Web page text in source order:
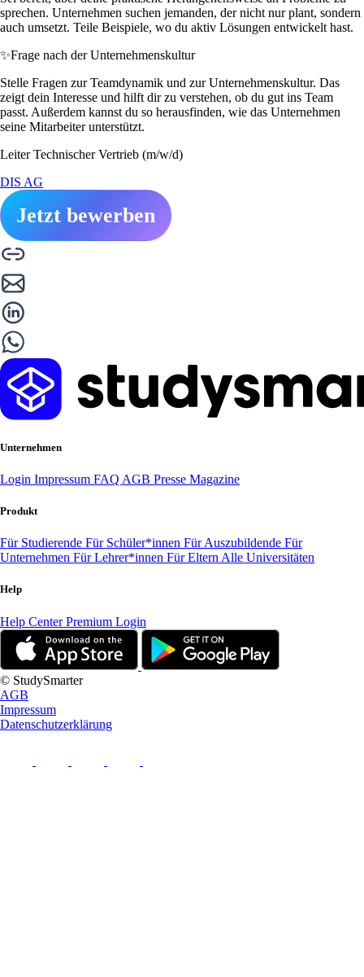
sprechen. Unternehmen suchen jemanden, der nicht nur plant, sondern
auch umsetzt. Teile Beispiele, wo du aktiv Lösungen entwickelt hast.
✨Frage nach der Unternehmenskultur
Stelle Fragen zur Teamdynamik und zur Unternehmenskultur. Das
zeigt dein Interesse und hilft dir zu verstehen, ob du gut ins Team
passt. Außerdem kannst du so herausfinden, wie das Unternehmen
seine Mitarbeiter unterstützt.
Leiter Technischer Vertrieb (m/w/d)
DIS AG
Jetzt bewerben
Unternehmen
Login Impressum FAQ AGB Presse Magazine
Produkt
Für Studierende Für Schüler*innen Für Auszubildende Für
Unternehmen Für Lehrer*innen Für Eltern Alle Universitäten
Help
Help CenterPremium Login
© StudySmarter
AGB
Impressum
Datenschutzerklärung